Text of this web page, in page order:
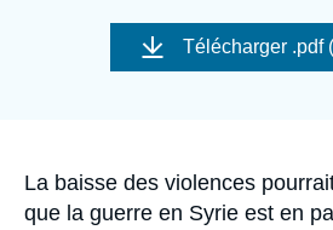
Image
couverture
Télécharger .pdf
Accroche
La baisse des violences
que la guerre en Syrie est en